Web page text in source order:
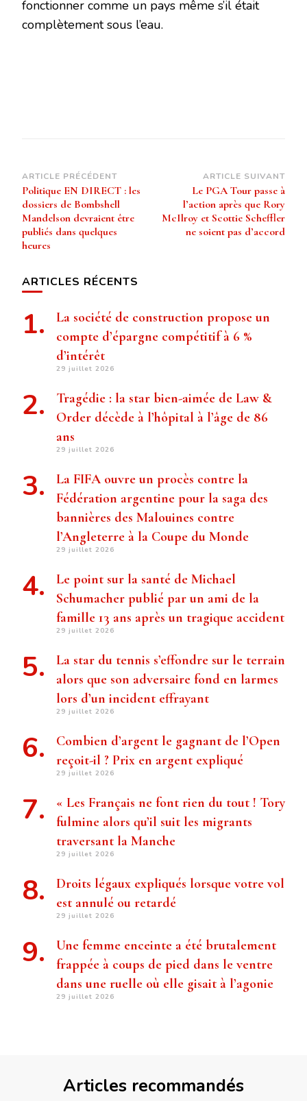
fonctionner comme un pays même s’il était
complètement sous l’eau.
Navigation
d’article
ARTICLE PRÉCÉDENT
Politique EN DIRECT : les
dossiers de Bombshell
Mandelson devraient être
publiés dans quelques
heures
ARTICLE SUIVANT
Le PGA Tour passe à
l’action après que Rory
McIlroy et Scottie Scheffler
ne soient pas d’accord
ARTICLES RÉCENTS
La société de construction propose un
compte d’épargne compétitif à 6 %
d’intérêt
29 juillet 2026
Tragédie : la star bien-aimée de Law &
Order décède à l’hôpital à l’âge de 86
ans
29 juillet 2026
La FIFA ouvre un procès contre la
Fédération argentine pour la saga des
bannières des Malouines contre
l’Angleterre à la Coupe du Monde
29 juillet 2026
Le point sur la santé de Michael
Schumacher publié par un ami de la
famille 13 ans après un tragique accident
29 juillet 2026
La star du tennis s’effondre sur le terrain
alors que son adversaire fond en larmes
lors d’un incident effrayant
29 juillet 2026
Combien d’argent le gagnant de l’Open
reçoit-il ? Prix ​​en argent expliqué
29 juillet 2026
« Les Français ne font rien du tout ! Tory
fulmine alors qu’il suit les migrants
traversant la Manche
29 juillet 2026
Droits légaux expliqués lorsque votre vol
est annulé ou retardé
29 juillet 2026
Une femme enceinte a été brutalement
frappée à coups de pied dans le ventre
dans une ruelle où elle gisait à l’agonie
29 juillet 2026
Articles recommandés